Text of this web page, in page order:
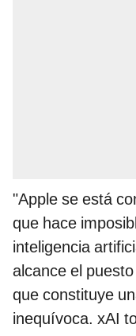
"Apple se está
que hace
inteligencia
alcance el
que constituye
inequívoca. xAI